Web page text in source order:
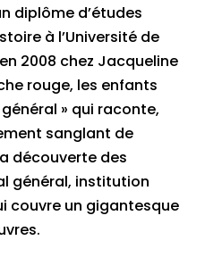
diplôme d’études
à l’Université de
2008 chez Jacqueline
rouge, les enfants
» qui raconte,
sanglant de
découverte des
général, institution
couvre un gigantesque